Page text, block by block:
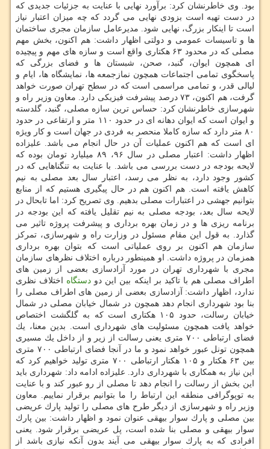
بود. وی خاطرنشان كرد: برآورد نهایی با عنایت به جزئیات جدیدی كه
در دست تهیه است بزودی نهایی می گردد كه چه میزان اعتبار نیاز
است تا اینكار بزرگ، نهایی شود. مدیرعامل سازمان مجری ساختمان
ها و تاسیسات عمومی و دولتی اظهار داشت: هم اكنون، بخش مهم
مصلی كه در محدود ۶۳ هكتاری واقع است و سازه های مهم و پیچیده
ای همچون ایوان، گنبد، صحن، شبستان ها و فضای بزرگی كه
پاسخگوی تمامی اجتماعات همچون نمازجمعه ها، نمایشگاه ها، ایام و
لیالی قدر، و تمامی مراسمی است كه در سطح تهران صورت خواهد
گرفت، هم اكنون، ۷۳ درصد پیشرفت فیزیكی دارد. معاون وزیر راه و
شهرسازی خاطرنشان كرد: حساس ترین سازه مصلی، گنبد، گلدسته
و ایوان است كه ایوان دهانه ای در حدود ۱۱۰ متر و ارتفاعی در حدود
۸۰ متر دارد كه سازه كاملا منحصر به فردی در جهان است و كار ویژه
ای است كه هم اكنون عملیات آن در حال انجام می باشد. علیزاده
اظهار داشت: اعتبار مصلی در سال ۹۶، ۸۹ میلیارد تومان بوده كه
لایحه بودجه در دست بررسی می باشد. با عنایت به تنگناهایی كه در
كشور وجود دارد، به نظر می رسد، اعتبار سال بعد مصلی به نیم
كاهش یافته است. هم اكنون هم در حال پیگیری هستیم كه از منابع
بتوانیم جهشی در اعتبارات مصلی بدهیم. وی تصریح كرد: اما تابحال در
لایحه سال بعد، بودجه مصلی به نیم تقلیل یافته كه این بودجه در
برنامه ریزی ها و در زمان بهره برداری و پیشرفت پروژه تاثیر می
گذارد. به قول این مقام مسئول در وزارت راه و شهرسازی، تمركز
سازمان هم اكنون بر روی عملیاتی است كه بتوان بهره برداری
همزمان در پروژه داشت. او همینطور درباره اختلاف نظرهای سازمان
مجری با شهرداری تهران در مورد آزادسازی بعضی از زمین های
اطراف مصلی هم با تاكید بر اینكه بین این دو دستگاه اختلاف نظری
ندارد، اظهار داشت: آزادسازی بعضی از زمین های اطراف مصلی را
بنا بود شهرداری انجام دهد همچون در شمال خیابان مصلی در شمال
خیابان رسالت، حدود ۱۰۵ هكتاری است كه به گلگشت اختصاص
خواهد یافت همچون مسئولیت های شهرداری است. بدین معنا، یك
فضای ارتباطی ۷۰۰ متری یعنی رسالت از زیر و از داخل یك مسیری
همچون تونل عبور خواهد نمود و ما در آنجا فضای ارتباطی ۷۰۰ متری
بین ۶۳ هكتار و ۱۰۵ هكتار ارتباطی ۷۰۰ متری تولید خواهیم كرد كه
این نیاز به همكاری با شهرداری دارد. علیزاده ادامه داد: شهرداری باید
این بخش از رسالت را انجام دهد تا مصلی از رو عبور كند و با عنایت
به توپوگرافی منطقه این ارتباط را ما بتوانیم برقرار نماییم. معاون
وزیر راه و شهرسازی از دیگر طرح های مصلی را تولید پارك عریضی
بین مصلی و پارك سوار بیهقی عنوان نمود و اظهار داشت: بین پارك
سوار بیهقی و مصلی بنا شده است، پل عریضی برقرار شود. یعنی
افرادی كه به پارك سوار بیهقی می آیند بدون آنكه نیازی باشد از